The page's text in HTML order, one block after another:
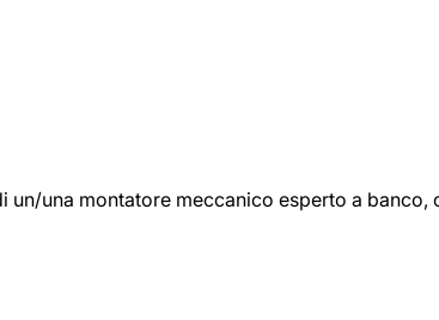
un/una montatore meccanico esperto a